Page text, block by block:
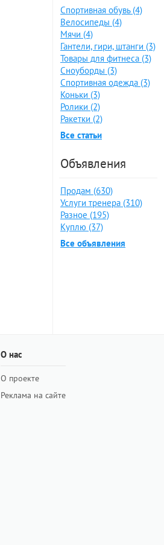
Спортивная обувь (4)
Велосипеды (4)
Мячи (4)
Гантели, гири, штанги (3)
Товары для фитнеса (3)
Сноуборды (3)
Спортивная одежда (3)
Коньки (3)
Ролики (2)
Ракетки (2)
Все статьи
Объявления
Продам (630)
Услуги тренера (310)
Разное (195)
Куплю (37)
Все объявления
О нас
О проекте
Реклама на сайте